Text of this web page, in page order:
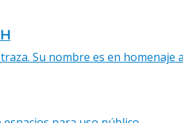
Su nombre es en